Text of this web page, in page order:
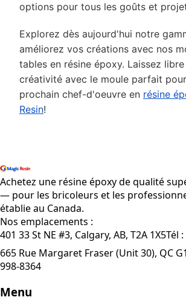
options pour tous les goûts et
Explorez dès aujourd'hui notre
améliorez vos créations avec nos
tables en résine époxy. Laissez
créativité avec le moule parfait
prochain chef-d'oeuvre en résine
Resin!
Achetez une résine époxy de qualité
— pour les bricoleurs et les
établie au Canada.
Nos emplacements :
401 33 St NE #3, Calgary, AB, T2A 1X5Tél :
665 Rue Margaret Fraser (Unit 30), QC
998-8364
Menu